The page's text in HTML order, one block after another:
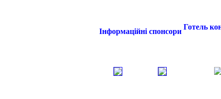
Інформаційні спонсори
Готель